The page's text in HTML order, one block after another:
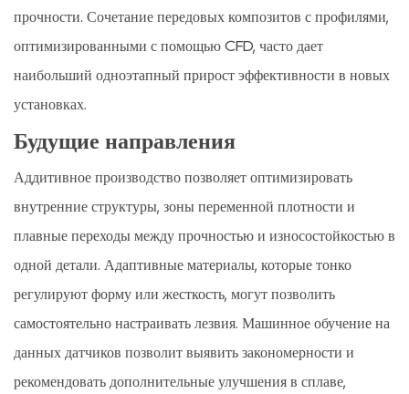
прочности. Сочетание передовых композитов с профилями,
оптимизированными с помощью CFD, часто дает
наибольший одноэтапный прирост эффективности в новых
установках.
Будущие направления
Аддитивное производство позволяет оптимизировать
внутренние структуры, зоны переменной плотности и
плавные переходы между прочностью и износостойкостью в
одной детали. Адаптивные материалы, которые тонко
регулируют форму или жесткость, могут позволить
самостоятельно настраивать лезвия. Машинное обучение на
данных датчиков позволит выявить закономерности и
рекомендовать дополнительные улучшения в сплаве,